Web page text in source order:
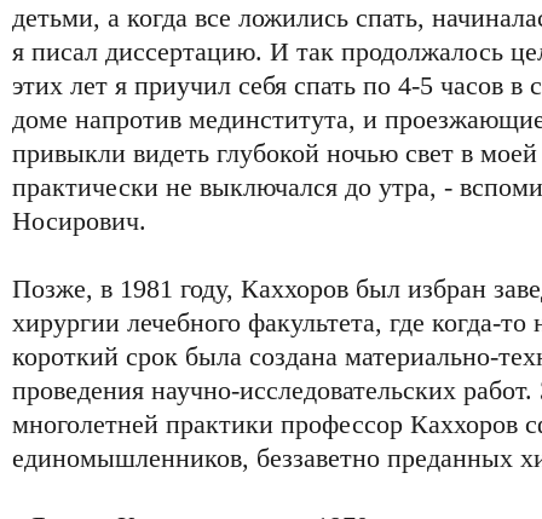
детьми, а когда все ложились спать,
я писал диссертацию. И так продолжалось
этих лет я приучил себя спать по 4-5 часов
доме напротив мединститута, и
привыкли видеть глубокой ночью свет в
практически не выключался до утра, -
Носирович.
Позже, в 1981 году, Каххоров был избран
хирургии лечебного факультета, где когда-
короткий срок была создана материально-
проведения научно-исследовательских
многолетней практики профессор Каххоров
единомышленников, беззаветно преданных